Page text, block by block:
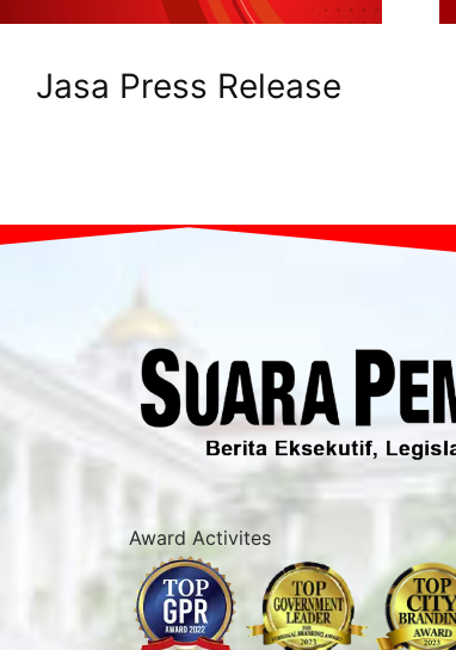
Jasa Press Release
Award Activites